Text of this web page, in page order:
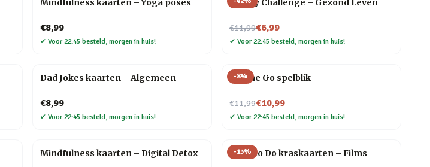
Mindfulness kaarten – Yoga poses
€8,99
✔ Voor 22:45 besteld, morgen in huis!
30 Day Challenge – Gezond Leven
€11,99
Nu voor€6,99
✔ Voor 22:45 besteld, morgen in huis!
Dad Jokes kaarten – Algemeen
€8,99
✔ Voor 22:45 besteld, morgen in huis!
-8%
On The Go spelblik
€11,99
Nu voor€10,99
✔ Voor 22:45 besteld, morgen in huis!
Mindfulness kaarten – Digital Detox -13%
What to Do kraskaarten – Films